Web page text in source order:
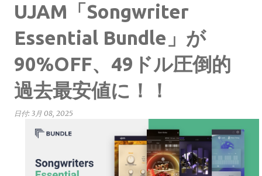
UJAM「Songwriter
Essential Bundle」が
90%OFF、49ドル圧倒的
過去最安値に！！
日付: 3月 08, 2025